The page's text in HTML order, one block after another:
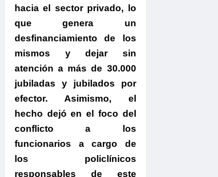
hacia el sector privado, lo
que genera un
desfinanciamiento de los
mismos y dejar sin
atención a más de 30.000
jubiladas y jubilados por
efector. Asimismo, el
hecho dejó en el foco del
conflicto a los
funcionarios a cargo de
los policlínicos
responsables de este